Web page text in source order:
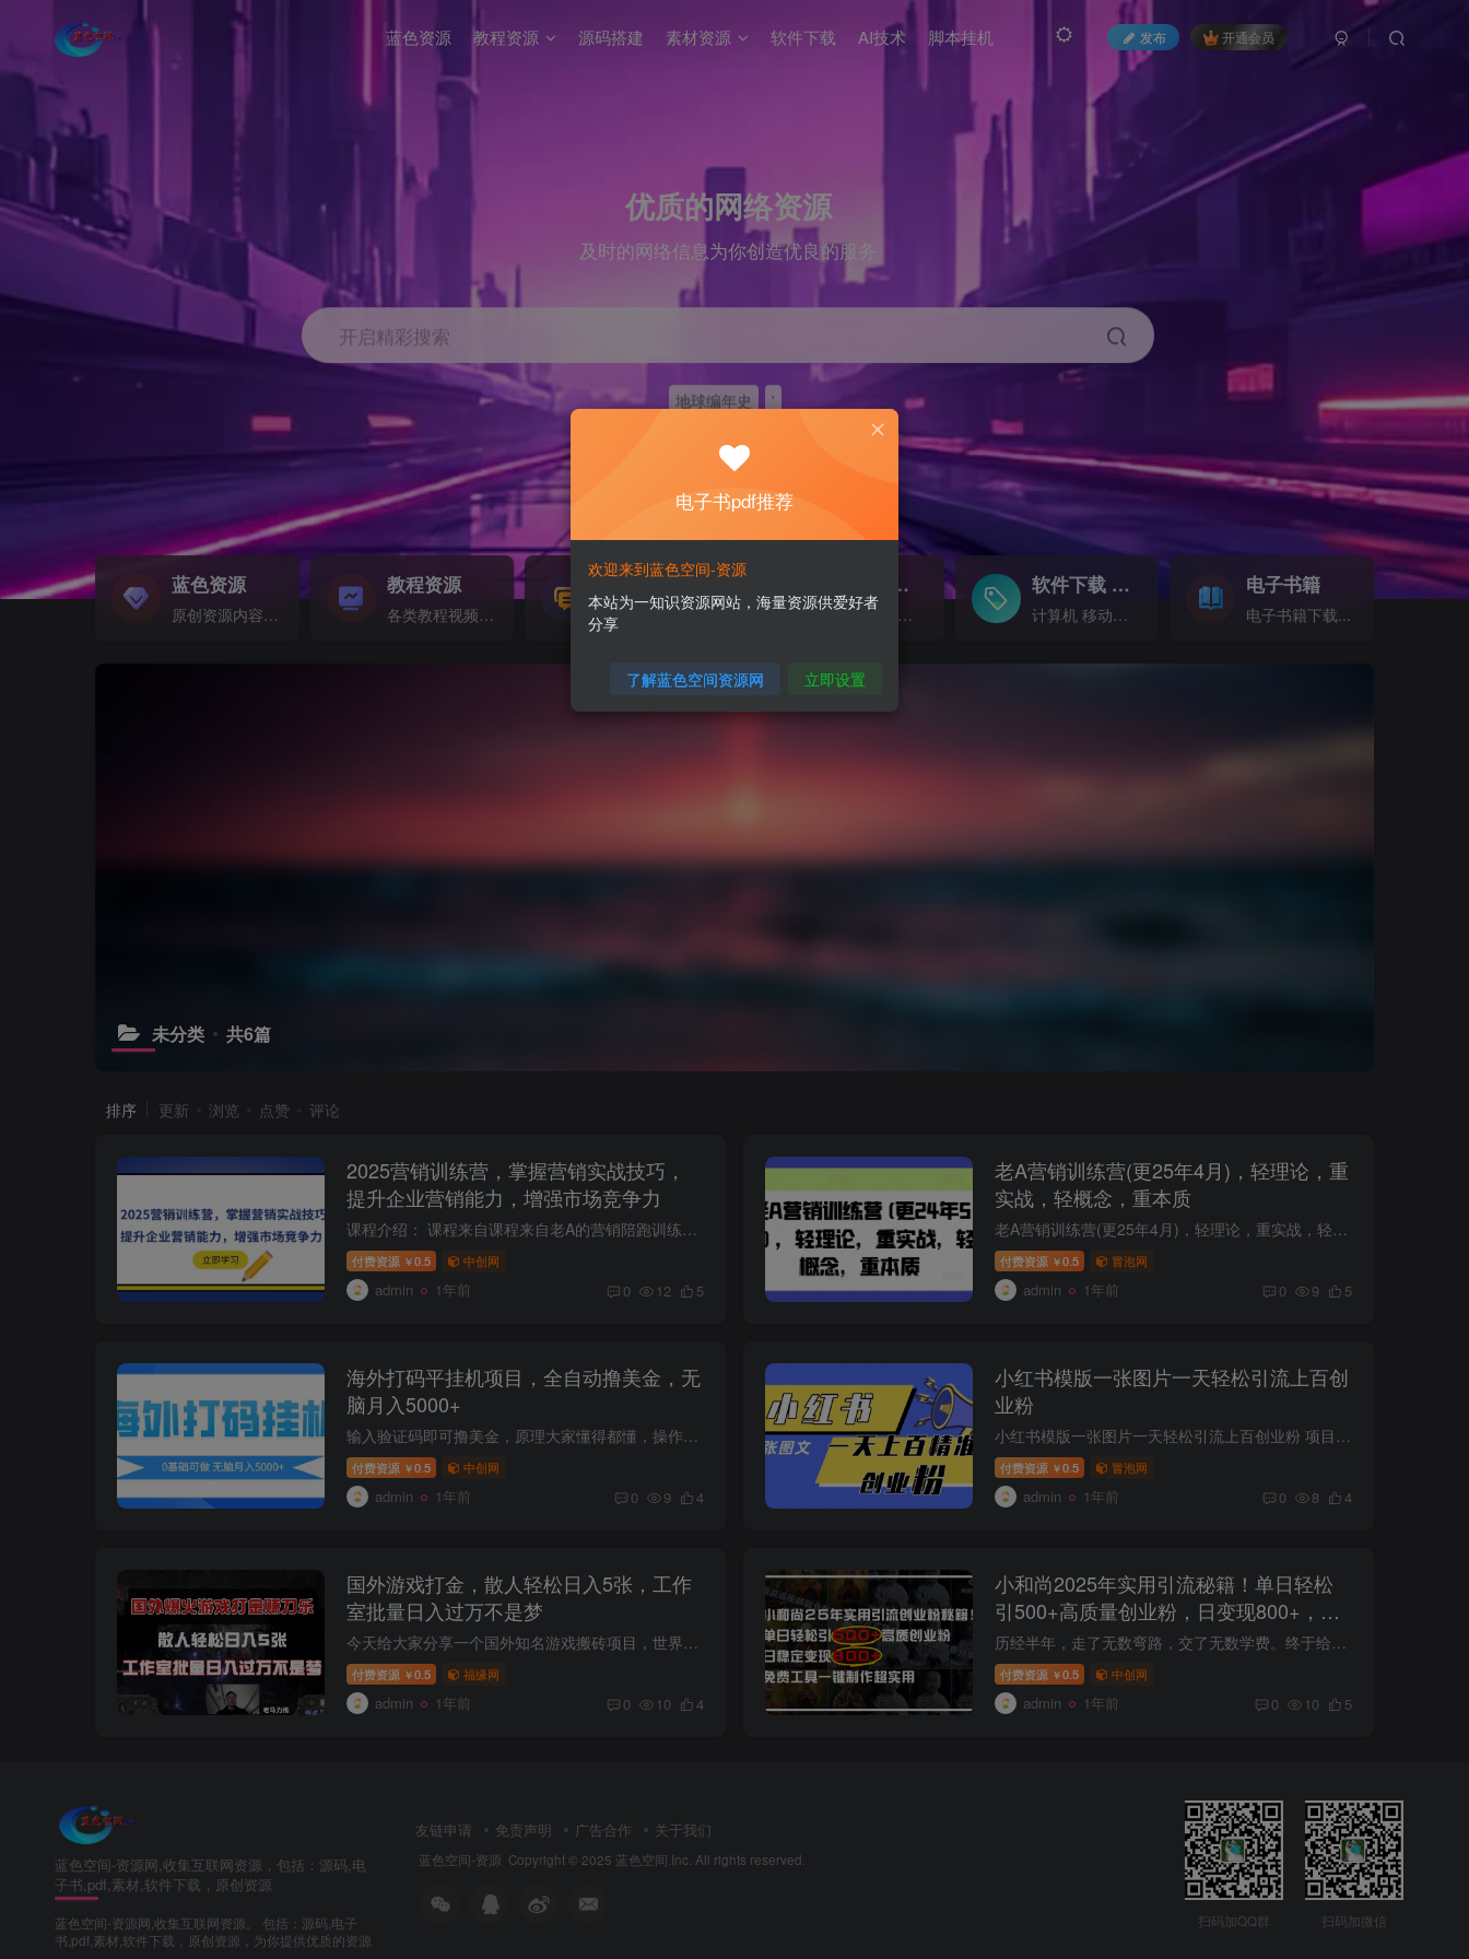
发布 开通会员
蓝色资源 教程资源 源码搭建 素材资源 软件下载 AI技术 脚本挂机
优质的网络资源
及时的网络信息为你创造优良的服务
开启精彩搜索
地球编年史 '
蓝色资源
原创资源内容精选...
教程资源
各类教程视频音频等资源...
源码搭建
各类源码搭建...
素材资源NEW
海量素材,资源分享...
软件下载GO
计算机 移动设备 软件下载....
电子书籍
电子书籍下载...
未分类 共6篇
排序 更新 浏览 点赞 评论
2025营销训练营，掌握营销实战技巧，
提升企业营销能力，增强市场竞争力
课程介绍： 课程来自课程来自老A的营销陪跑训练营。只适合中小企业和初创企业的老板或营销、市场、品牌等部门负责人及从业人员。不推荐没有营销实战需求的纯小白或学生学习。轻理论，重实战，轻...
付费资源 ￥0.5 中创网
admin 1年前 0 12 5
老A营销训练营(更25年4月)，轻理论，重
实战，轻概念，重本质
老A营销训练营(更25年4月)，轻理论，重实战，轻概念，重本质 课程介绍： 课程来自课程来自老A的营销陪跑训练营。只适合中小企业和初创企业的老板或营销、市场、品牌等部门负责人及从业人员。不...
付费资源 ￥0.5 冒泡网
admin 1年前 0 9 5
海外打码平挂机项目，全自动撸美金，无
脑月入5000+
输入验证码即可撸美金，原理大家懂得都懂，操作非常简单，独家首发技术，实现全自动识别验证码，彻底解放双手，单号月入180美刀，我们无限放大即可，单机单月全部打满可获得2600+收益，安全无封...
付费资源 ￥0.5 中创网
admin 1年前 0 9 4
小红书模版一张图片一天轻松引流上百创
业粉
小红书模版一张图片一天轻松引流上百创业粉 项目介绍： 小红书引流新模板 像前段时间创业笔记的已经慢慢不行了，目前这个模板引流效果非常好，而且也很精准。搞精准引流其实并不难， 只要方法对...
付费资源 ￥0.5 冒泡网
admin 1年前 0 8 4
国外游戏打金，散人轻松日入5张，工作
室批量日入过万不是梦
今天给大家分享一个国外知名游戏搬砖项目，世界首富马斯克也在痴迷的游戏，老外居多，消费力强，收益金商秒回收，提现秒到账。 目前这款游戏4月5号才开启新赛季，现在正是项目红利期，实测10天...
付费资源 ￥0.5 福缘网
admin 1年前 0 10 4
小和尚2025年实用引流秘籍！单日轻松
引500+高质量创业粉，日变现800+，…
历经半年，走了无数弯路，交了无数学费。终于给兄弟们把这个方法测试出来了 本次课程非常详细建议大家反复观看 简单地说，就是通过ai绘画生成小和尚等人物，并通过一些工具实现视频动态化，发布...
付费资源 ￥0.5 中创网
admin 1年前 0 10 5
蓝色空间-资源网,收集互联网资源，包括：源码,电
子书,pdf,素材,软件下载，原创资源
蓝色空间-资源网,收集互联网资源。 包括：源码,电子
书,pdf,素材,软件下载，原创资源，为你提供优质的资源
友链申请 免责声明 广告合作 关于我们
蓝色空间-资源 Copyright © 2025 蓝色空间.Inc. All rights reserved.
扫码加QQ群 扫码加微信
电子书pdf推荐
欢迎来到蓝色空间-资源
本站为一知识资源网站，海量资源供爱好者
分享
了解蓝色空间资源网 立即设置